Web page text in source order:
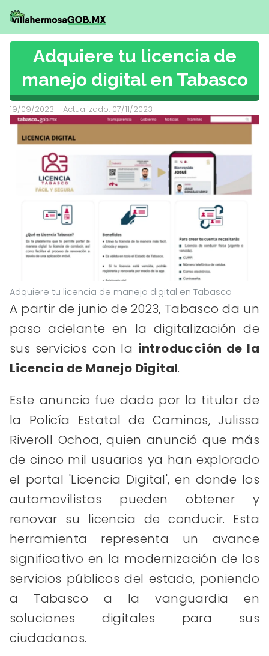
Adquiere tu licencia de
manejo digital en Tabasco
19/09/2023 - Actualizado: 07/11/2023
Adquiere tu licencia de manejo digital en Tabasco
A partir de junio de 2023, Tabasco da un
paso adelante en la digitalización de
sus servicios con la introducción de la
Licencia de Manejo Digital.
Este anuncio fue dado por la titular de
la Policía Estatal de Caminos, Julissa
Riveroll Ochoa, quien anunció que más
de cinco mil usuarios ya han explorado
el portal 'Licencia Digital', en donde los
automovilistas pueden obtener y
renovar su licencia de conducir. Esta
herramienta representa un avance
significativo en la modernización de los
servicios públicos del estado, poniendo
a Tabasco a la vanguardia en
soluciones digitales para sus
ciudadanos.